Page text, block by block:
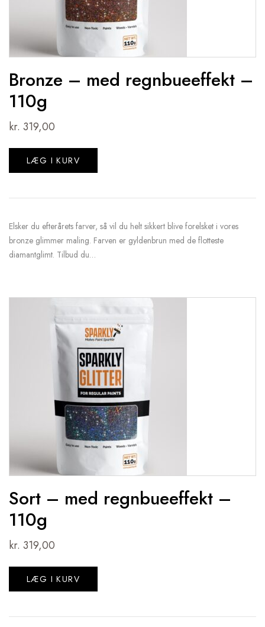
Bronze – med regnbueeffekt –
110g
kr. 319,00
LÆG I KURV
Elsker du efterårets farver, så vil du helt sikkert blive forelsket i vores
bronze glimmer maling. Farven er gyldenbrun med de flotteste
diamantglimt. Tilbud du…
Sort – med regnbueeffekt –
110g
kr. 319,00
LÆG I KURV